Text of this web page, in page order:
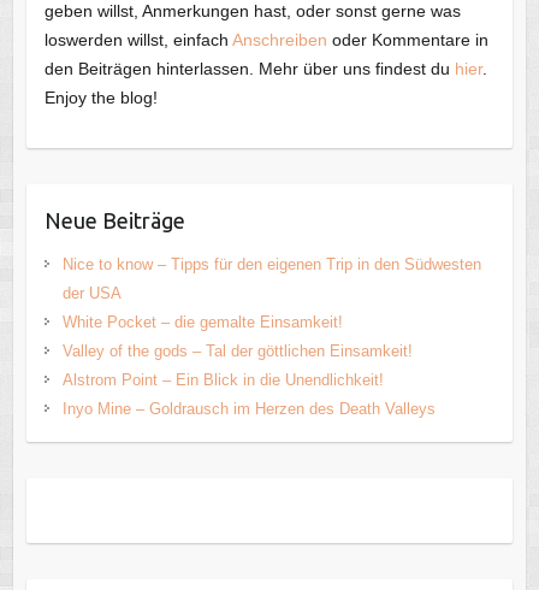
geben willst, Anmerkungen hast, oder sonst gerne was
loswerden willst, einfach Anschreiben oder Kommentare in
den Beiträgen hinterlassen. Mehr über uns findest du hier.
Enjoy the blog!
Neue Beiträge
Nice to know – Tipps für den eigenen Trip in den Südwesten
der USA
White Pocket – die gemalte Einsamkeit!
Valley of the gods – Tal der göttlichen Einsamkeit!
Alstrom Point – Ein Blick in die Unendlichkeit!
Inyo Mine – Goldrausch im Herzen des Death Valleys